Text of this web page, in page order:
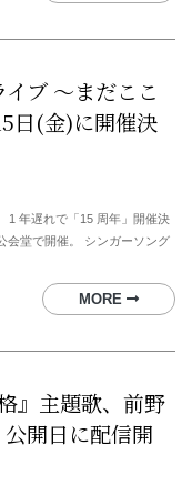
ブ ～まだここ
日(金)に開催決
1 年遅れで「15 周年」開催決
会堂で開催。 シンガーソング
MORE
』主題歌、前野
公開日に配信開